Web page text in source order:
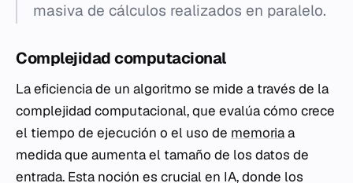
masiva de cálculos realizados en paralelo.
Complejidad computacional
La eficiencia de un algoritmo se mide a través de la
complejidad computacional, que evalúa cómo crece
el tiempo de ejecución o el uso de memoriaa
medida que aumenta el tamaño de los datos de
entrada. Esta noción es crucial en IA, donde los